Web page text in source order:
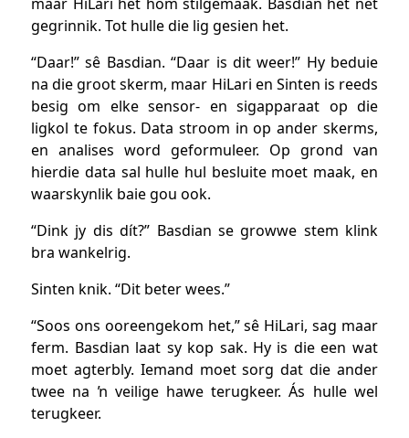
gegrinnik. Tot hulle die lig gesien het.
“Daar!” sê Basdian. “Daar is dit weer!” Hy beduie
na die groot skerm, maar HiLari en Sinten is reeds
besig om elke sensor- en sigapparaat op die
ligkol te fokus. Data stroom in op ander skerms,
en analises word geformuleer. Op grond van
hierdie data sal hulle hul besluite moet maak, en
waarskynlik baie gou ook.
“Dink jy dis dít?” Basdian se growwe stem klink
bra wankelrig.
Sinten knik. “Dit beter wees.”
“Soos ons ooreengekom het,” sê HiLari, sag maar
ferm. Basdian laat sy kop sak. Hy is die een wat
moet agterbly. Iemand moet sorg dat die ander
twee na ŉ veilige hawe terugkeer. Ás hulle wel
terugkeer.